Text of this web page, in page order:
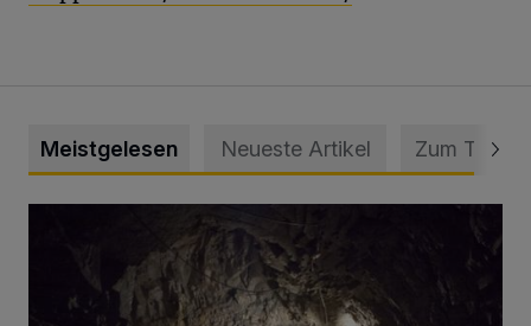
Meistgelesen Neueste Artikel Zum Thema